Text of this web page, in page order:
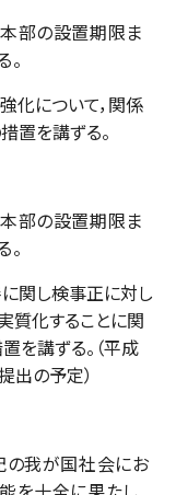
部の設置期限ま
化について，関係
置を講ずる。
部の設置期限ま
関し検事正に対し
質化することに関
を講ずる。（平成
出の予定）
の我が国社会にお